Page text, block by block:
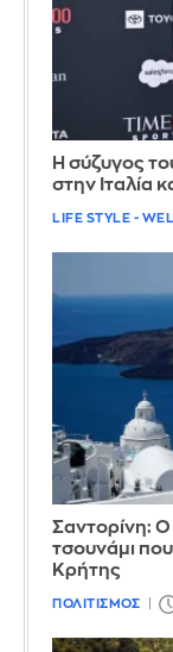
Η σύζυγος
στην Ιταλία
LIFE STYLE -
Σαντορίνη:
τσουνάμι που
Κρήτης
ΠΟΛΙΤΙΣΜΟΣ